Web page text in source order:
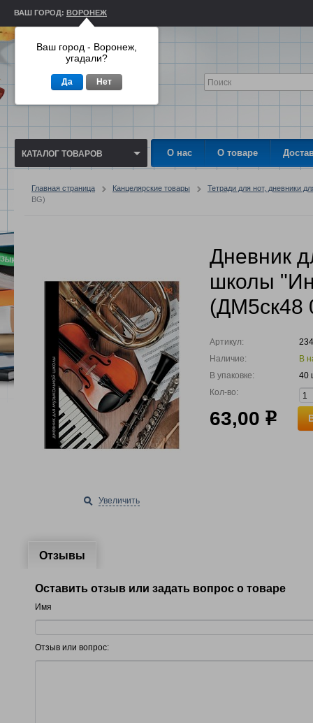
ВАШ ГОРОД: ВОРОНЕЖ
КАТАЛОГ ТОВАРОВ О нас О товаре
Главная страница Канцелярские товары
Тетради для нот, дневники
BG)
Увеличить
Дневник
школы
(ДМ5ск48
Артикул:
Наличие:
В
В упаковке:
40
Кол-во:
63,00 р
Отзывы
Оставить отзыв или задать вопрос о товаре
Имя
Отзыв или вопрос:
Ваш город - Воронеж,
угадали?
Да Нет